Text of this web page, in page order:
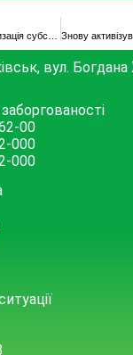
вул.
00
000
000